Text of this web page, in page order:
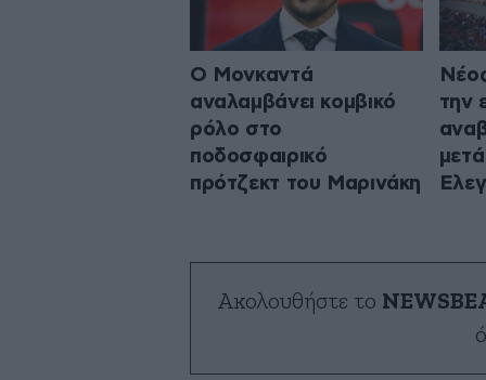
Ο Μονκαντά
αναλαμβάνει κομβικό
ρόλο στο
ποδοσφαιρικό
πρότζεκτ του Μαρινάκη
την
Ακολουθήστε το